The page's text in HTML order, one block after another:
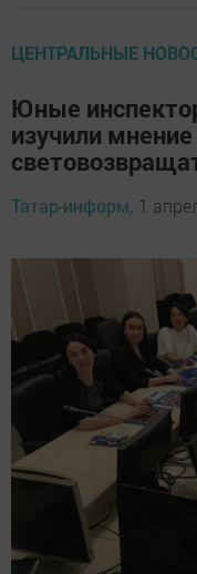
ЦЕНТРАЛЬНЫЕ
Юные
изучили
Татар-информ, 1